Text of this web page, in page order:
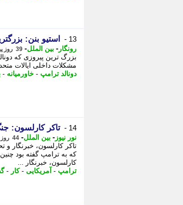
13 - استیو بنن:
رونگار - بین الملل- 39 روز پیش - دوشنبه 8 تیر 1405، 12:02
بزرگ ترین پیروزی که
مشکلات داخلی ایالات
دونالد ترامپ - خاورمیانه -
14 - تاکر کارلسون:
نور نیوز - بین الملل- 44 روز پیش - چهارشنبه 3 تیر 1405، 16:55
تاکر کارلسون، خبرنگار و
که به ترامپ گفته بود
کارلسون، خبرنگار ...
ترامپ - آمریکایی -کار -